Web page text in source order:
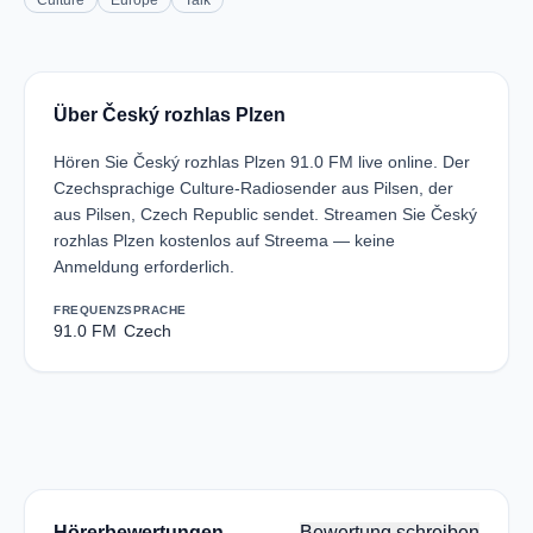
Über Český rozhlas Plzen
Hören Sie Český rozhlas Plzen 91.0 FM live online. Der
Czechsprachige Culture-Radiosender aus Pilsen, der
aus Pilsen, Czech Republic sendet. Streamen Sie Český
rozhlas Plzen kostenlos auf Streema — keine
Anmeldung erforderlich.
FREQUENZ
91.0 FM
SPRACHE
Czech